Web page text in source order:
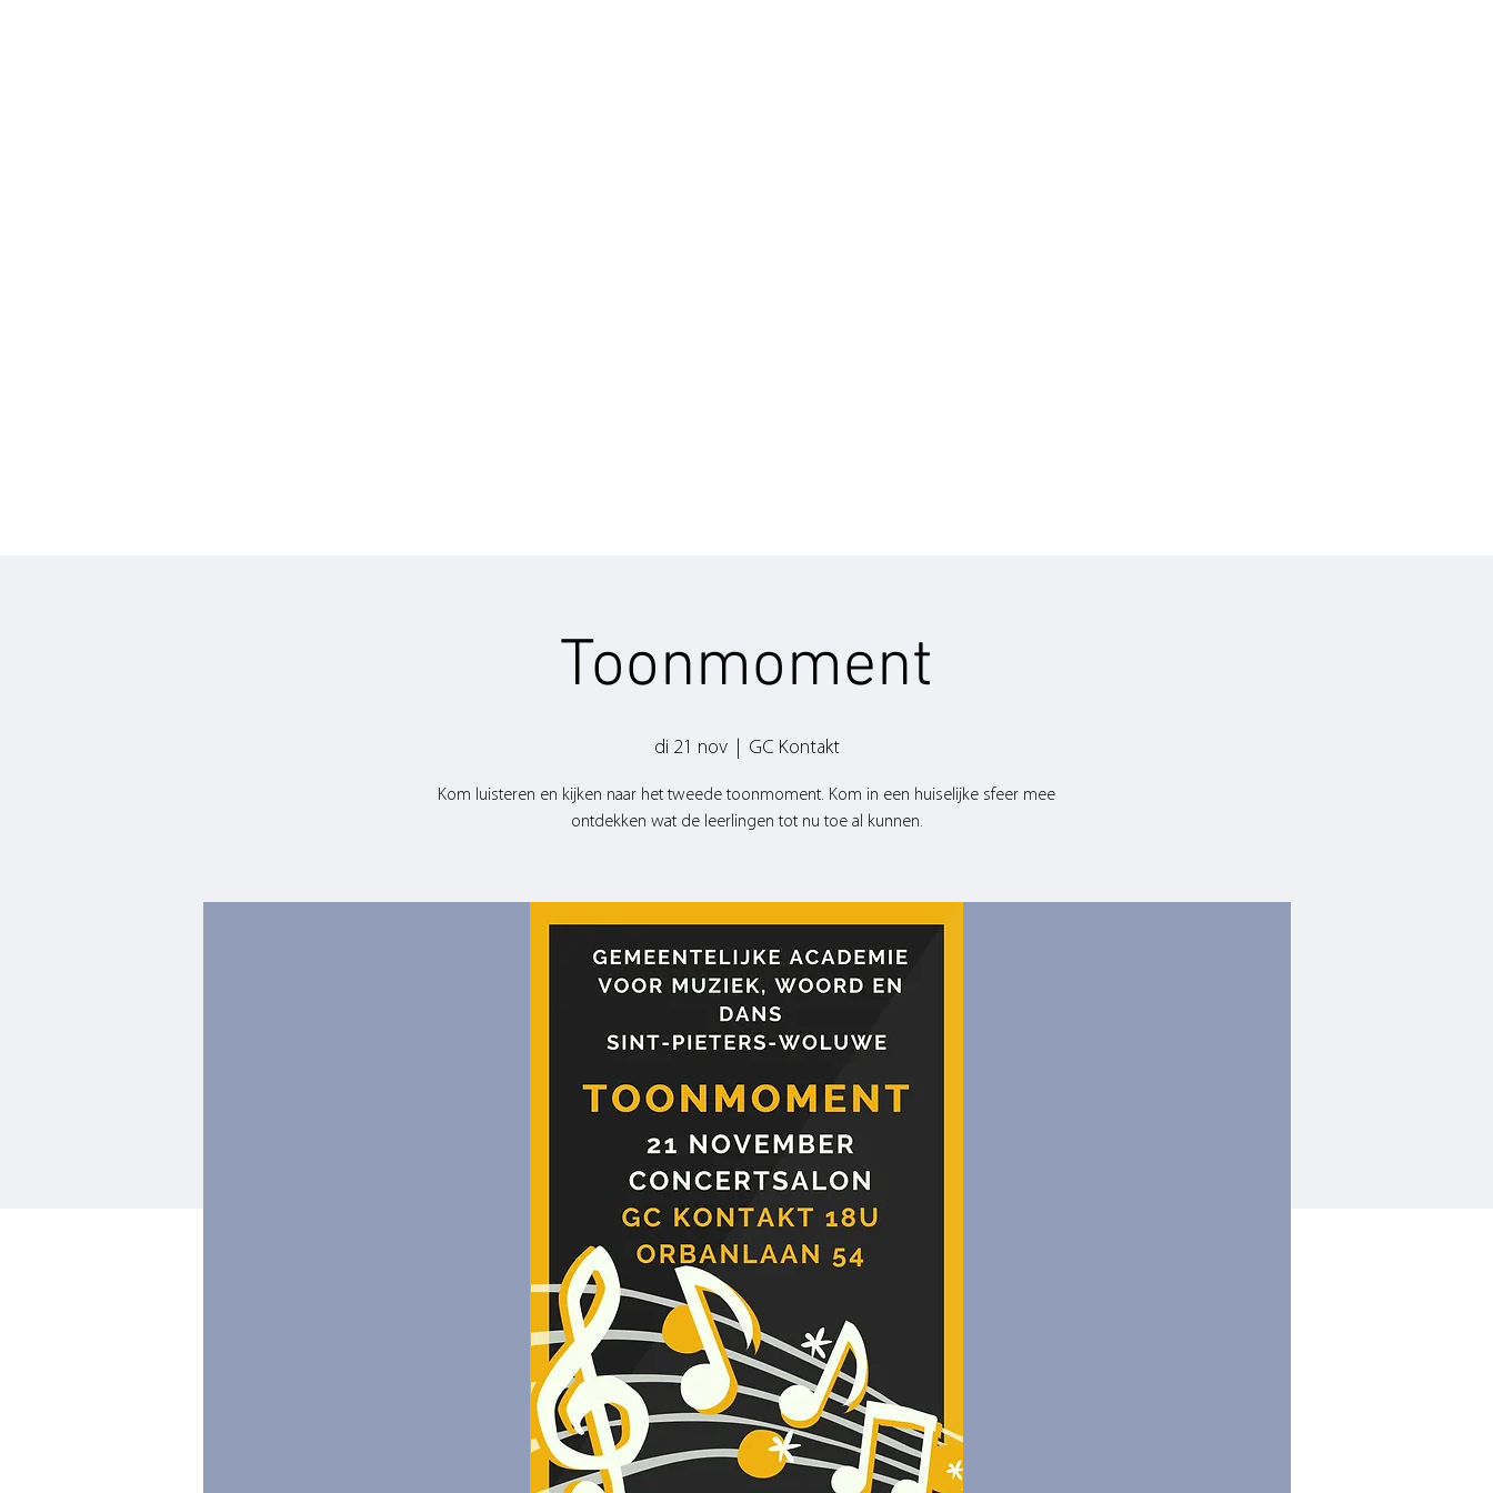
Toonmoment
di 21 nov
  |
GC Kontakt
Kom luisteren en kijken naar het tweede toonmoment. Kom in een huiselijke sfeer mee
ontdekken wat de leerlingen tot nu toe al kunnen.